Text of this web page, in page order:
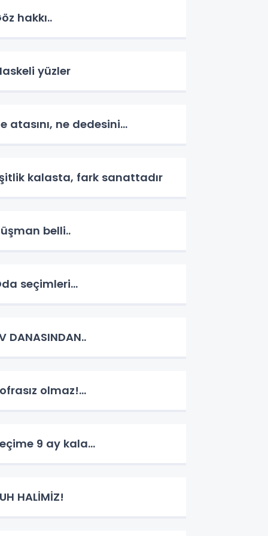
hakkı..
yüzler
atasını, ne dedesini...
kalasta, fark sanattadır
belli..
seçimleri...
DANASINDAN..
olmaz!...
9 ay kala...
HALİMİZ!